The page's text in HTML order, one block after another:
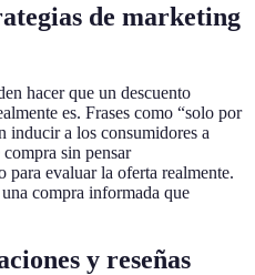
de marketing
hacer que un descuento
es. Frases como “solo por
inducir a los consumidores a
sin pensar
para evaluar la oferta realmente.
compra informada que
y reseñas